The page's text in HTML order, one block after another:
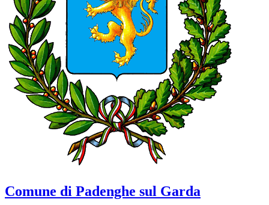
Comune di Padenghe sul Garda